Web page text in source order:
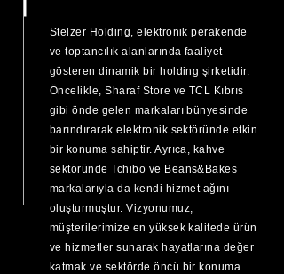
Stelzer Holding, elektronik perakende
ve toptancılık alanlarında faaliyet
gösteren dinamik bir holding şirketidir.
Öncelikle, Sharaf Store ve TCL Kıbrıs
gibi önde gelen markaları bünyesinde
barındırarak elektronik sektöründe etkin
bir konuma sahiptir. Ayrıca, kahve
sektöründe Tchibo ve Beans&Bakes
markalarıyla da kendi hizmet ağını
oluşturmuştur. Vizyonumuz,
müşterilerimize en yüksek kalitede ürün
ve hizmetler sunarak hayatlarına değer
katmak ve sektörde öncü bir konuma